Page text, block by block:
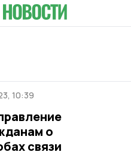
10:39
о
связи